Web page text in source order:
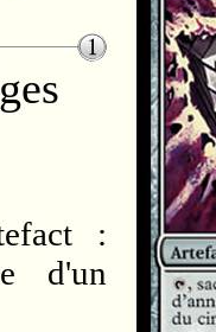
:
d'un